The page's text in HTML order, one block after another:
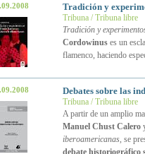
Tradición y
Tribuna / Tribuna libre
Tradición y
Cordowinuses un
flamenco, haciendo
Debates sobre las
Tribuna / Tribuna libre
A partir de un amplio
Manuel Chust Calero
iberoamericanas, se
debate historiográfico